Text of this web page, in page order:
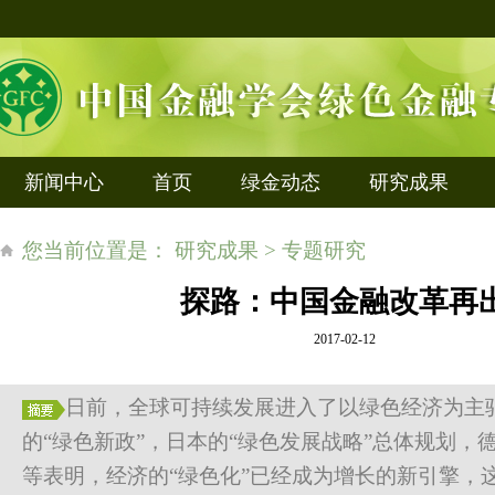
新闻中心 首页 绿金动态 研究成果
您当前位置是： 研究成果 > 专题研究
探路：中国金融改革再
2017-02-12
日前，全球可持续发展进入了以绿色经济为
的“绿色新政”，日本的“绿色发展战略”总体规划，
等表明，经济的“绿色化”已经成为增长的新引擎，